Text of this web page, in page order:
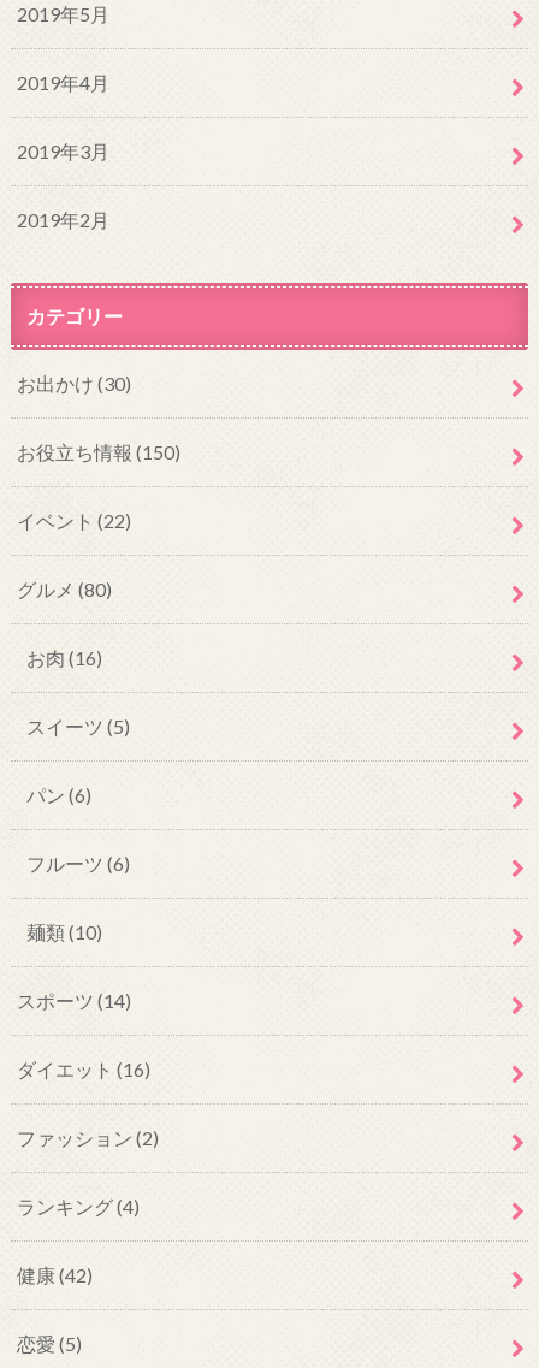
2019年5月
2019年4月
2019年3月
2019年2月
カテゴリー
お出かけ (30)
お役立ち情報 (150)
イベント (22)
グルメ (80)
お肉 (16)
スイーツ (5)
パン (6)
フルーツ (6)
麺類(10)
スポーツ (14)
ダイエット (16)
ファッション (2)
ランキング(4)
健康(42)
恋愛 (5)